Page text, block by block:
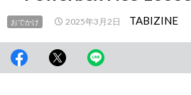
おでかけ 2025年3月2日 TABIZINE